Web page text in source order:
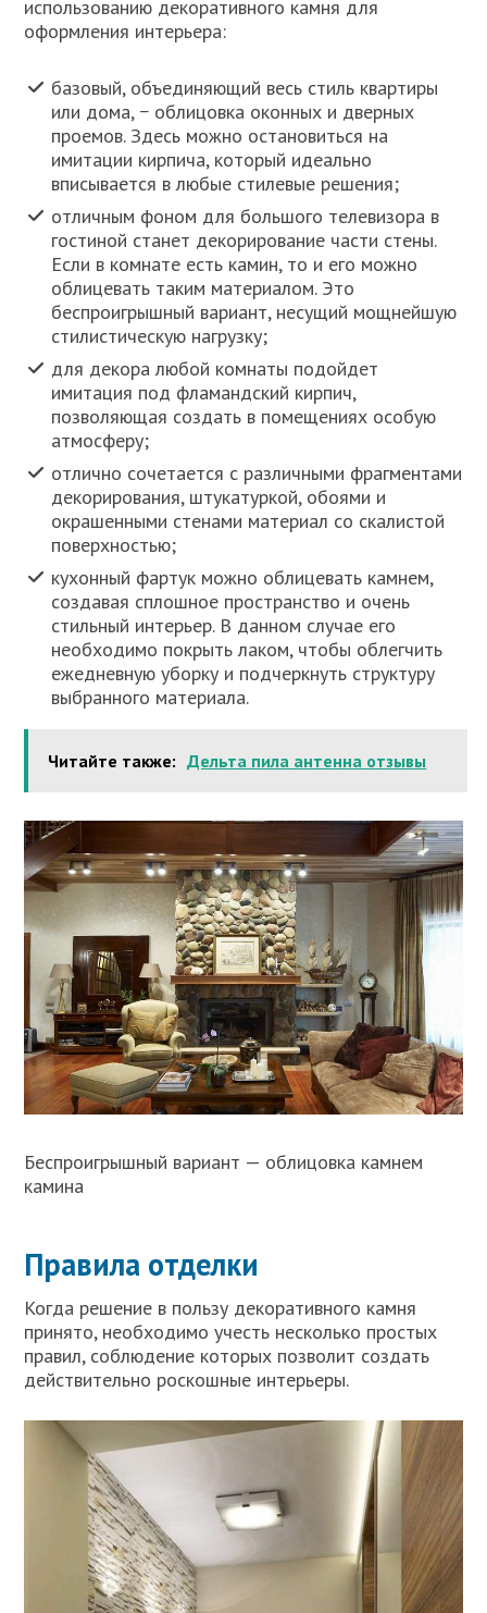
использованию декоративного камня для
оформления интерьера:
базовый, объединяющий весь стиль квартиры
или дома, − облицовка оконных и дверных
проемов. Здесь можно остановиться на
имитации кирпича, который идеально
вписывается в любые стилевые решения;
отличным фоном для большого телевизора в
гостиной станет декорирование части стены.
Если в комнате есть камин, то и его можно
облицевать таким материалом. Это
беспроигрышный вариант, несущий мощнейшую
стилистическую нагрузку;
для декора любой комнаты подойдет
имитация под фламандский кирпич,
позволяющая создать в помещениях особую
атмосферу;
отлично сочетается с различными фрагментами
декорирования, штукатуркой, обоями и
окрашенными стенами материал со скалистой
поверхностью;
кухонный фартук можно облицевать камнем,
создавая сплошное пространство и очень
стильный интерьер. В данном случае его
необходимо покрыть лаком, чтобы облегчить
ежедневную уборку и подчеркнуть структуру
выбранного материала.
Читайте также: Дельта пила антенна отзывы
Беспроигрышный вариант — облицовка камнем
камина
Правила отделки
Когда решение в пользу декоративного камня
принято, необходимо учесть несколько простых
правил, соблюдение которых позволит создать
действительно роскошные интерьеры.